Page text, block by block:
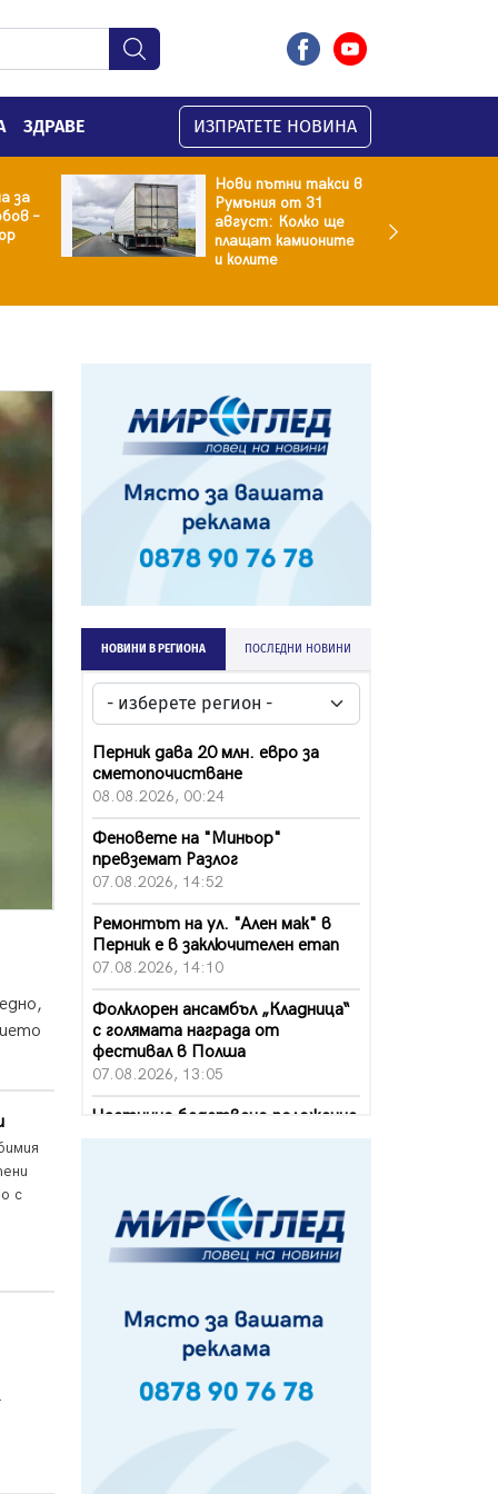
ЗДРАВЕ ИЗПРАТЕТЕ НОВИНА
за
–
Нови пътни такси в
Румъния от 31
август: Колко ще
плащат камионите
и колите
с
НОВИНИ В РЕГИОНА ПОСЛЕДНИ НОВИНИ
Перник дава 20 млн. евро за
сметопочистване
08.08.2026, 00:24
Феновете на "Миньор"
превземат Разлог
07.08.2026, 14:52
Ремонтът на ул. "Ален мак" в
Перник е в заключителен етап
07.08.2026, 14:10
Фолклорен ансамбъл „Кладница“
с голямата награда от
фестивал в Полша
07.08.2026, 13:05
Частично бедствено положение
Да отговорим на жегите с филм
под звездите днес и утре
07.08.2026, 10:21
Първите крачки в помощ на
пенсионерите в Перник, вече са